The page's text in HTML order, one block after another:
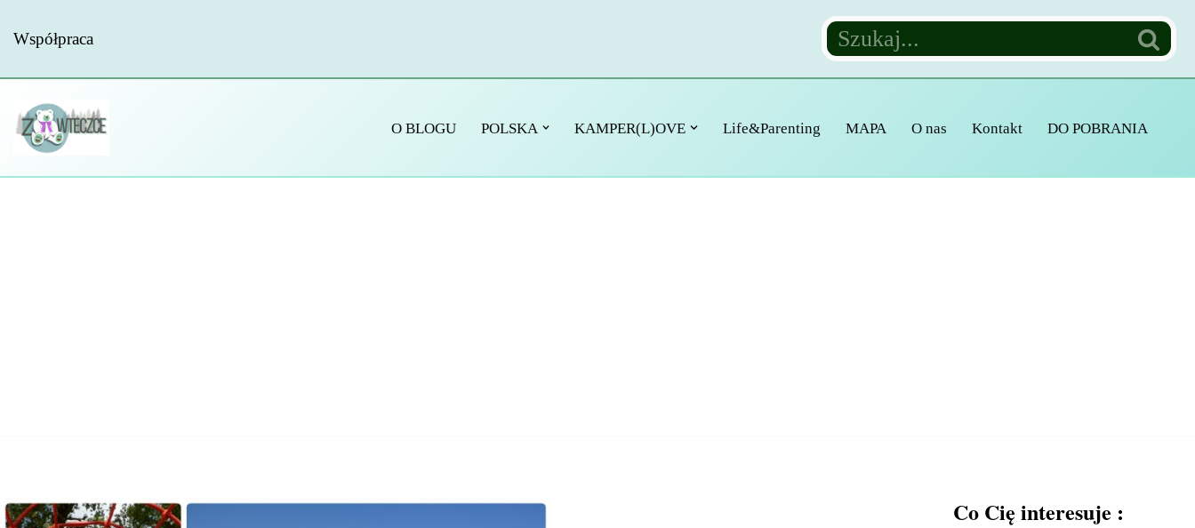
Przejdź
do
treści
Współpraca
O BLOGU POLSKA KAMPER(L)OVE Life&Parenting MAPA O nas Kontakt DO POBRANIA
Co Cię interesuje :